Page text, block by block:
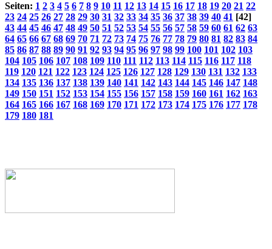
Seiten: 1 2 3 4 5 6 7 8 9 10 11 12 13 14 15 16 17 18 19 20 21 22
23 24 25 26 27 28 29 30 31 32 33 34 35 36 37 38 39 40 41 [42]
43 44 45 46 47 48 49 50 51 52 53 54 55 56 57 58 59 60 61 62 63
64 65 66 67 68 69 70 71 72 73 74 75 76 77 78 79 80 81 82 83 84
85 86 87 88 89 90 91 92 93 94 95 96 97 98 99 100 101 102 103
104 105 106 107 108 109 110 111 112 113 114 115 116 117 118
119 120 121 122 123 124 125 126 127 128 129 130 131 132 133
134 135 136 137 138 139 140 141 142 143 144 145 146 147 148
149 150 151 152 153 154 155 156 157 158 159 160 161 162 163
164 165 166 167 168 169 170 171 172 173 174 175 176 177 178
179 180 181